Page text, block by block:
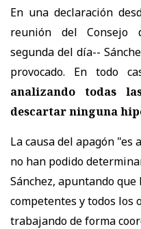
En una declaración
reunión del Consejo
segunda del día--
provocado. En todo
analizando todas
descartar ninguna
La causa del apagón "es
no han podido
Sánchez, apuntando
competentes y todos los
trabajando de forma